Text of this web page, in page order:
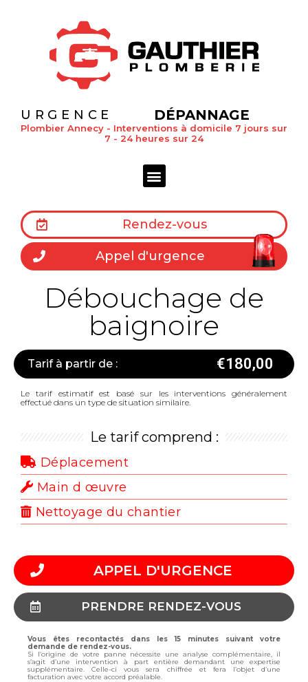
URGENCE DÉPANNAGE
Plombier Annecy - Interventions à domicile 7 jours sur
7 - 24 heures sur 24
Rendez-vous
Appel d'urgence
Débouchage de
baignoire
Tarif à partir de : €180,00
Le tarif estimatif est basé sur les interventions généralement
effectué dans un type de situation similaire.
Le tarif comprend :
Déplacement
Main d œuvre
Nettoyage du chantier
APPEL D'URGENCE
PRENDRE RENDEZ-VOUS
Vous êtes recontactés dans les 15 minutes suivant votre
demande de rendez-vous.
Si l’origine de votre panne nécessite une analyse complémentaire, il
s’agit d’une intervention à part entière demandant une expertise
supplémentaire. Celle-ci vous sera chiffrée et fera l’objet d’une
facturation avec votre accord préalable.